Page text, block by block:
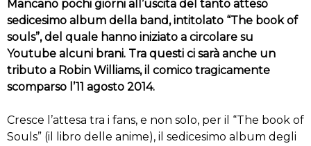
Mancano pochi giorni all’uscita del tanto atteso
sedicesimo album della band, intitolato “The book of
souls”, del quale hanno iniziato a circolare su
Youtube alcuni brani. Tra questi ci sarà anche un
tributo a Robin Williams, il comico tragicamente
scomparso l’11 agosto 2014.
Cresce l’attesa tra i fans, e non solo, per il “The book of
Souls” (il libro delle anime), il sedicesimo album degli